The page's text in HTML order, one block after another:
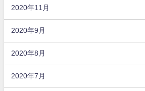
2020年11月
2020年9月
2020年8月
2020年7月